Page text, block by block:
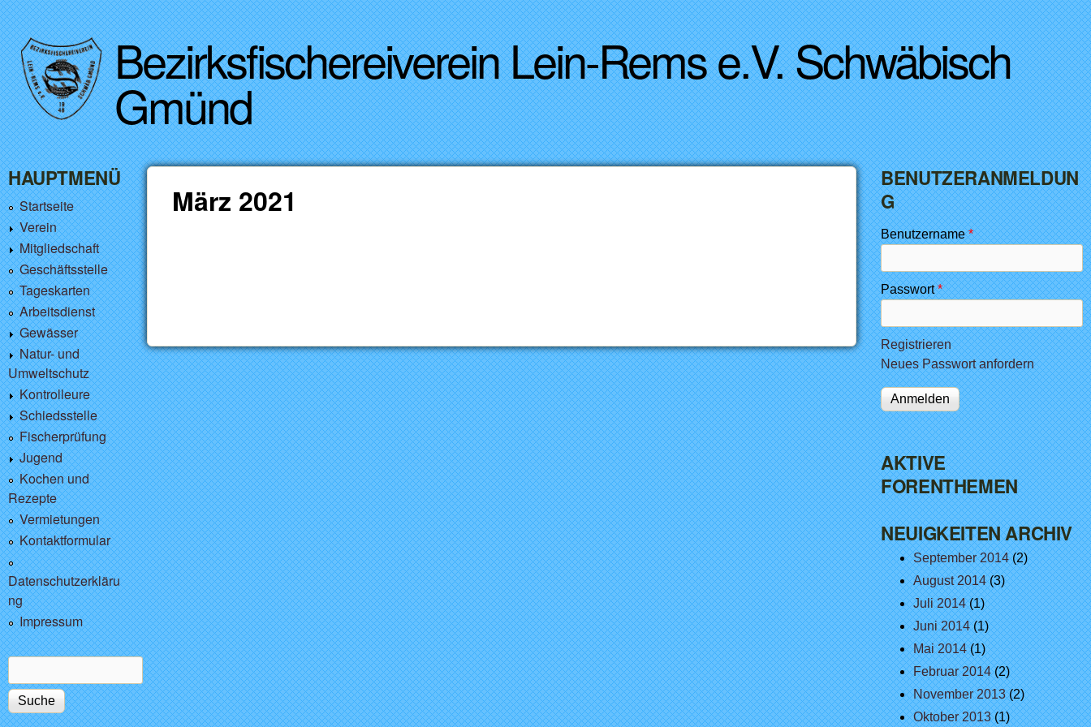
Direkt zum Inhalt
Bezirksfischereiverein Lein-Rems e.V. Schwäbisch
Gmünd
März 2021
HAUPTMENÜ
Startseite
Verein
Mitgliedschaft
Geschäftsstelle
Tageskarten
Arbeitsdienst
Gewässer
Natur- und
Umweltschutz
Kontrolleure
Schiedsstelle
Fischerprüfung
Jugend
Kochen und
Rezepte
Vermietungen
Kontaktformular
Datenschutzerkläru
ng
Impressum
Suchformular
BENUTZERANMELDUN
G
Benutzername*
Passwort*
Registrieren
Neues Passwort anfordern
AKTIVE
FORENTHEMEN
NEUIGKEITEN ARCHIV
September 2014(2)
August 2014(3)
Juli 2014(1)
Juni 2014(1)
Mai 2014(1)
Februar 2014(2)
November 2013(2)
Oktober 2013(1)